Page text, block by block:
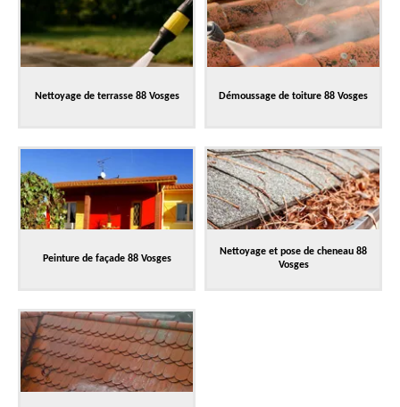
Nettoyage de terrasse 88 Vosges Démoussage de toiture 88 Vosges
Peinture de façade 88 Vosges
Nettoyage et pose de cheneau 88
Vosges